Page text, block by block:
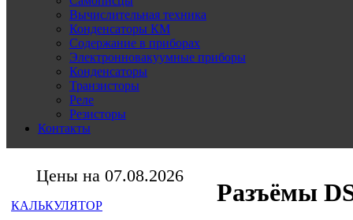
Вычислительная техника
Конденсаторы КМ
Содержание в приборах
Электронновакуумные приборы
Конденсаторы
Транзисторы
Реле
Резисторы
Контакты
Цены на 07.08.2026
КАЛЬКУЛЯТОР
Разъёмы